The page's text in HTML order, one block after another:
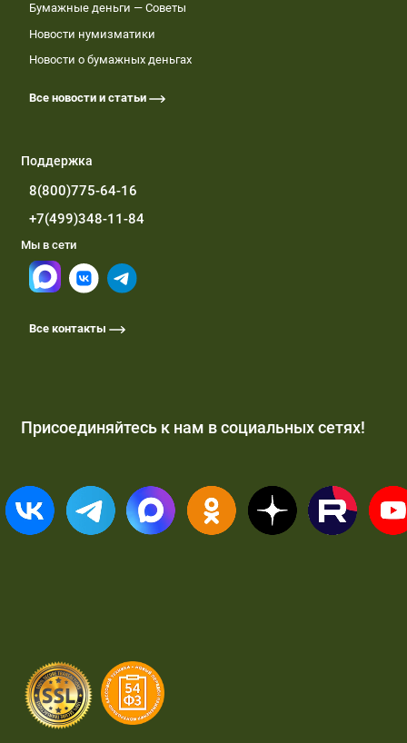
Бумажные деньги — Советы
Новости нумизматики
Новости о бумажных деньгах
Все новости и статьи
Поддержка
8(800)775-64-16
+7(499)348-11-84
Мы в сети
Все контакты
Присоединяйтесь к нам в социальных сетях!